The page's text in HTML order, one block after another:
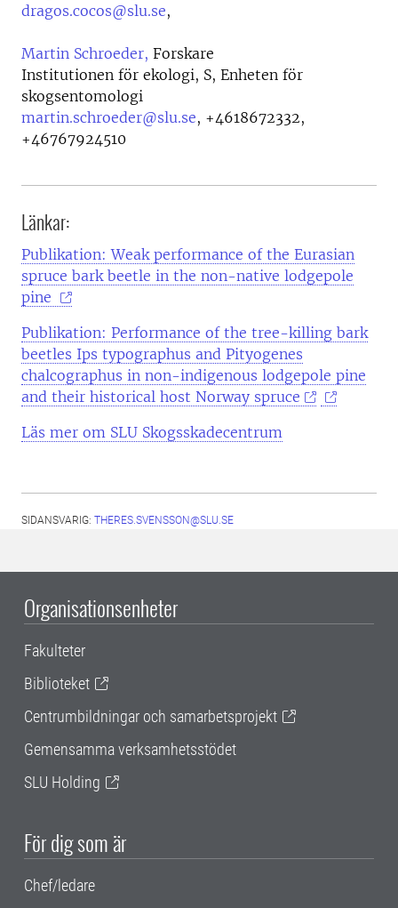
dragos.cocos@slu.se,
Martin Schroeder, Forskare
Institutionen för ekologi, S, Enheten för
skogsentomologi
martin.schroeder@slu.se, +4618672332,
+46767924510
Länkar:
Publikation: Weak performance of the Eurasian
spruce bark beetle in the non-native lodgepole
pine
Publikation: Performance of the tree-killing bark
beetles Ips typographus and Pityogenes
chalcographus in non-indigenous lodgepole pine
and their historical host Norway spruce
Läs mer om SLU Skogsskadecentrum
SIDANSVARIG: THERES.SVENSSON@SLU.SE
Organisationsenheter
Fakulteter
Biblioteket
Centrumbildningar och samarbetsprojekt
Gemensamma verksamhetsstödet
SLU Holding
För dig som är
Chef/ledare